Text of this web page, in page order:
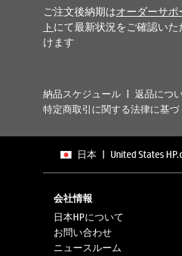
ご注文後納期はオーダーサポ
ト にて最新状況をご確認いた
けます
納品スケジュール 返品につ
特定商取引に関する法律に基づ
日本 | United States
会社情報
日本HPについて
お問い合わせ
ニュースルーム